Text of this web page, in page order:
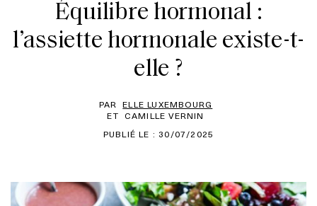
Équilibre hormonal :
l’assiette hormonale existe-t-
elle ?
PAR ELLE LUXEMBOURG
ET CAMILLE VERNIN
PUBLIÉ LE : 30/07/2025